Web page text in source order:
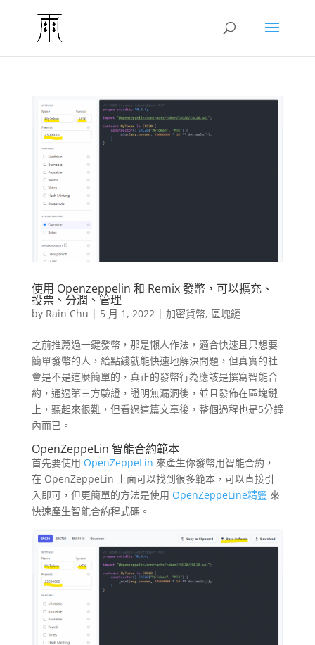
使用 Openzeppelin 和 Remix 發幣，可以擴充、
投票、分潤、管理
by Rain Chu | 5 月 1, 2022| 加密貨幣, 區塊鏈
之前推薦過一鍵發幣，那是懶人作法，適合快速且只想要
簡單發幣的人，給點錢就能快速地解決問題，但真實的社
會是不是這麼簡單的，真正的發幣行為應該是撰寫智能合
約，通過第三方驗證，證明無漏洞後，並且發佈在區塊鏈
上，聽起來很難，但看過這篇文章後，整個過程也是5分鐘
內而已。
OpenZeppeLin 智能合約範本
首先要使用 OpenZeppeLin 來產生你發幣用智能合約，
在 OpenZeppeLin 上面可以找到很多範本，可以直接引
入即可，但更簡單的方法是使用 OpenZeppeLine精靈 來
快速產生智能合約程式碼。